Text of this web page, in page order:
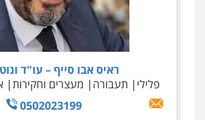
ראיס אבו סייף – עו"ד
פלילי
תעבורה מעצרים וחקירות
0502023199